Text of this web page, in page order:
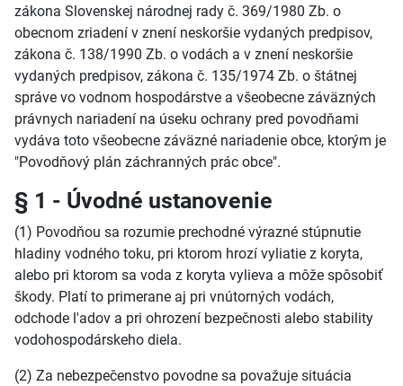
zákona Slovenskej národnej rady č. 369/1980 Zb. o
obecnom zriadení v znení neskoršie vydaných predpisov,
zákona č. 138/1990 Zb. o vodách a v znení neskoršie
vydaných predpisov, zákona č. 135/1974 Zb. o štátnej
správe vo vodnom hospodárstve a všeobecne záväzných
právnych nariadení na úseku ochrany pred povodňami
vydáva toto všeobecne záväzné nariadenie obce, ktorým je
"Povodňový plán záchranných prác obce".
§ 1 - Úvodné ustanovenie
(1) Povodňou sa rozumie prechodné výrazné stúpnutie
hladiny vodného toku, pri ktorom hrozí vyliatie z koryta,
alebo pri ktorom sa voda z koryta vylieva a môže spôsobiť
škody. Platí to primerane aj pri vnútorných vodách,
odchode l'adov a pri ohrození bezpečnosti alebo stability
vodohospodárskeho diela.
(2) Za nebezpečenstvo povodne sa považuje situácia